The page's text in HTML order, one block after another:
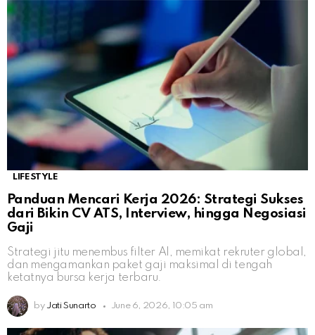
LIFESTYLE
Panduan Mencari Kerja 2026: Strategi Sukses
dari Bikin CV ATS, Interview, hingga Negosiasi
Gaji
Strategi jitu menembus filter AI, memikat rekruter global,
dan mengamankan paket gaji maksimal di tengah
ketatnya bursa kerja terbaru.
by Jati Sunarto June 6, 2026, 10:05 am